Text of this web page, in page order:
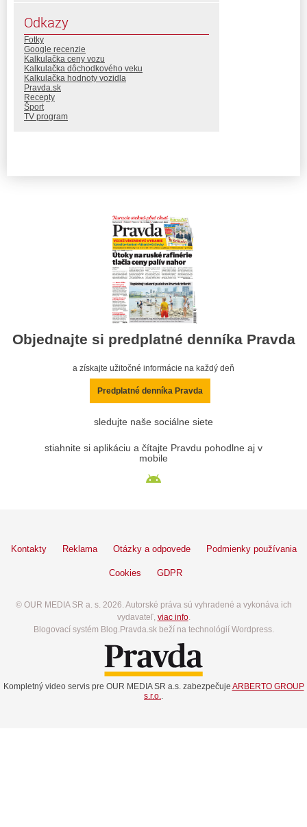
Odkazy
Fotky
Google recenzie
Kalkulačka ceny vozu
Kalkulačka dôchodkového veku
Kalkulačka hodnoty vozidla
Pravda.sk
Recepty
Šport
TV program
Objednajte si predplatné denníka Pravda
a získajte užitočné informácie na každý deň
Predplatné denníka Pravda
sledujte naše sociálne siete
stiahnite si aplikáciu a čítajte Pravdu pohodlne aj v
mobile
Kontakty Reklama Otázky a odpovede Podmienky používania
Cookies GDPR
© OUR MEDIA SR a. s. 2026. Autorské práva sú vyhradené a vykonáva ich
vydavateľ, viac info.
Blogovací systém Blog.Pravda.sk beží na technológií Wordpress.
Kompletný video servis pre OUR MEDIA SR a.s. zabezpečuje ARBERTO GROUP
s.r.o..